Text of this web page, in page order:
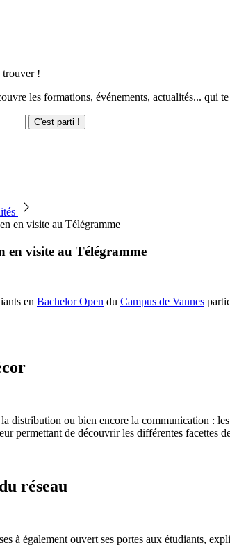
trouver !
les formations, événements, actualités... qui
C'est parti !
en visite au Télégramme
en visite au Télégramme
en Bachelor Open du Campus de Vannes
distribution ou bien encore la communication :
permettant de découvrir les différentes facettes
réseau
à également ouvert ses portes aux étudiants,